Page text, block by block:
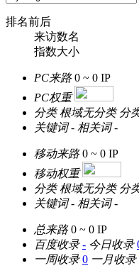
排名前后
来访数名
指数大小
PC来路 0 ~ 0 IP
PC权重
分类 根域无分类 分
关键词 - 相关词 -
移动来路 0 ~ 0 IP
移动权重
分类 根域无分类 分
关键词 - 相关词 -
总来路 0 ~ 0 IP
百度收录 - 今日收录
一周收录 0 一月收录